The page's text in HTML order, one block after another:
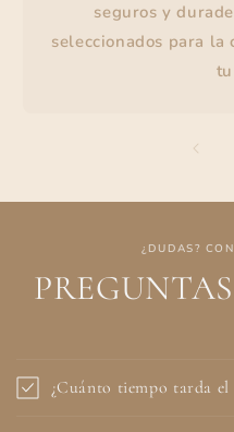
seguros y
seleccionados para la
¿DUDAS?
¿Cuánto tiempo tarda